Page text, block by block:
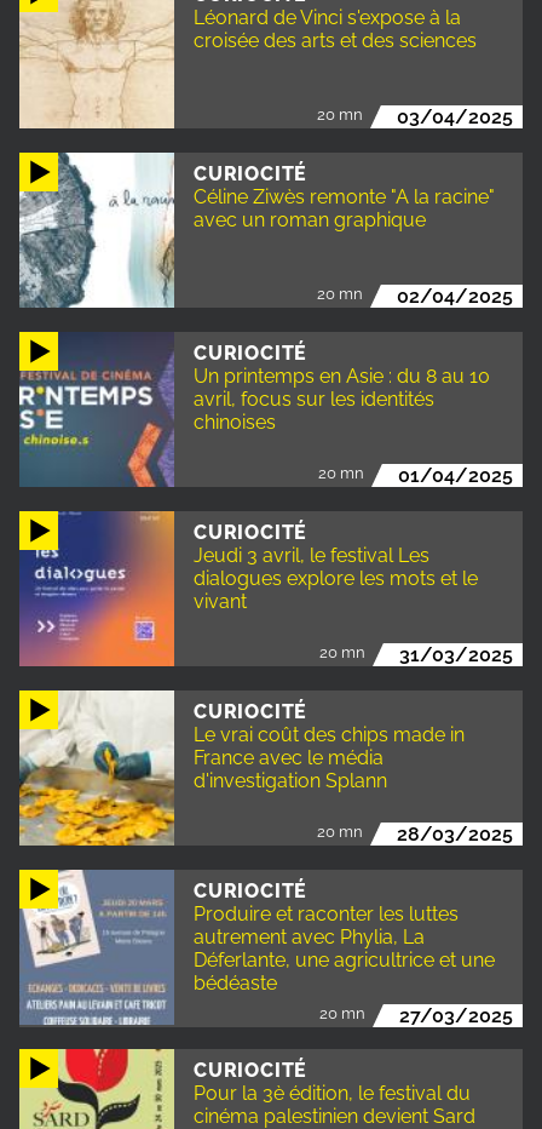
Léonard de Vinci s'expose à la
croisée des arts et des sciences
20 mn 03/04/2025
CURIOCITÉ
Céline Ziwès remonte "A la racine"
avec un roman graphique
20 mn 02/04/2025
CURIOCITÉ
Un printemps en Asie : du 8 au 10
avril, focus sur les identités
chinoises
20 mn 01/04/2025
CURIOCITÉ
Jeudi 3 avril, le festival Les
dialogues explore les mots et le
vivant
20 mn 31/03/2025
CURIOCITÉ
Le vrai coût des chips made in
France avec le média
d'investigation Splann
20 mn 28/03/2025
CURIOCITÉ
Produire et raconter les luttes
autrement avec Phylia, La
Déferlante, une agricultrice et une
bédéaste
20 mn 27/03/2025
CURIOCITÉ
Pour la 3è édition, le festival du
cinéma palestinien devient Sard